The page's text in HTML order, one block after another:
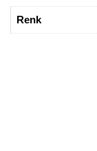
Renk